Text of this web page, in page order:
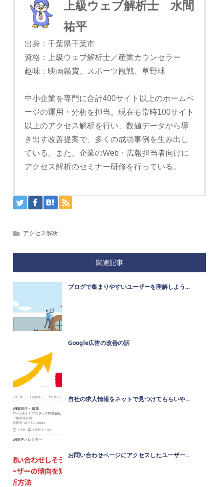
上級ウェブ解析士 水間
祐平
出身：千葉県千葉市
資格：上級ウェブ解析士／産業カウンセラー
趣味：映画鑑賞、スポーツ観戦、草野球
中小企業を専門に合計400サイト以上のホームペ
ージの運用・分析を担当。現在も常時100サイト
以上のアクセス解析を行い、数値データから導
き出す改善提案で、多くの成功事例を生み出し
ている。また、企業のWeb・広報担当者向けに
アクセス解析のセミナー研修を行っている。
アクセス解析
関連記事
ブログで集まりやすいユーザーを理解しよう...
Google広告の改善の話
自社の求人情報をネットで見つけてもらいや...
お問い合わせページにアクセスしたユーザー...